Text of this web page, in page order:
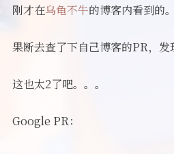
留言板
关于
刚才在乌龟不牛的博客内看到的。
果断去查了下自己博客的PR，
这也太2了吧。。。
Google PR：